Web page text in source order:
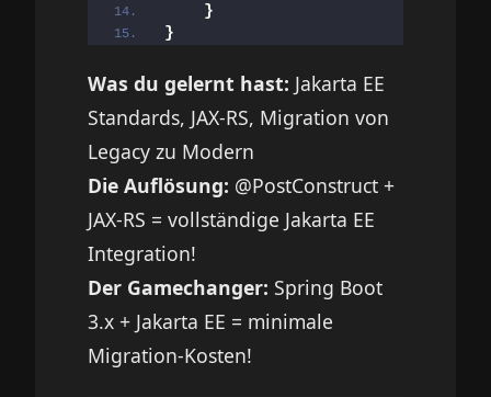
}
}
Was du gelernt hast: Jakarta EE
Standards, JAX-RS, Migration von
Legacy zu Modern
Die Auflösung: @PostConstruct +
JAX-RS = vollständige Jakarta EE
Integration!
Der Gamechanger: Spring Boot
3.x + Jakarta EE = minimale
Migration-Kosten!